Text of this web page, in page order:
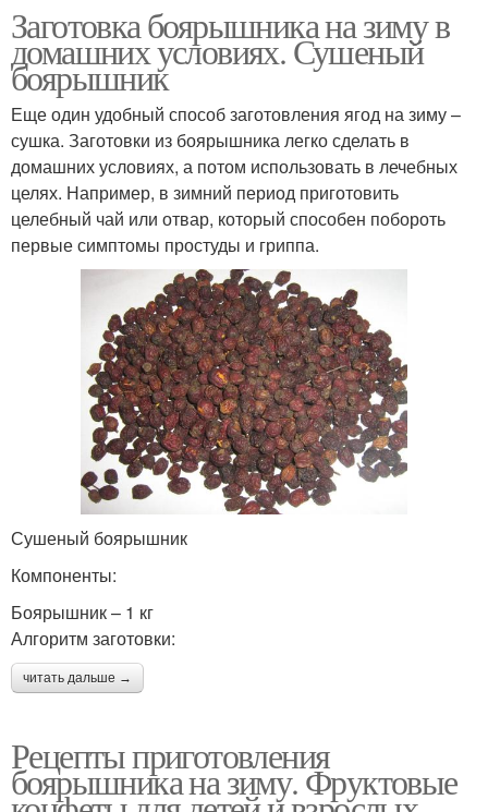
Заготовка боярышника на зиму в
домашних условиях. Сушеный
боярышник
Еще один удобный способ заготовления ягод на зиму –
сушка. Заготовки из боярышника легко сделать в
домашних условиях, а потом использовать в лечебных
целях. Например, в зимний период приготовить
целебный чай или отвар, который способен побороть
первые симптомы простуды и гриппа.
Сушеный боярышник
Компоненты:
Боярышник – 1 кг
Алгоритм заготовки:
читать дальше →
Рецепты приготовления
боярышника на зиму. Фруктовые